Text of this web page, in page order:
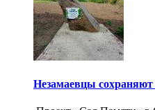
Незамаевцы